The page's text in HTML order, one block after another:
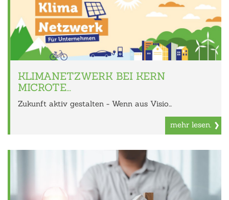
mehr lesen.
KLIMANETZWERK BEI KERN
MICROTE...
Zukunft aktiv gestalten - Wenn aus Visio...